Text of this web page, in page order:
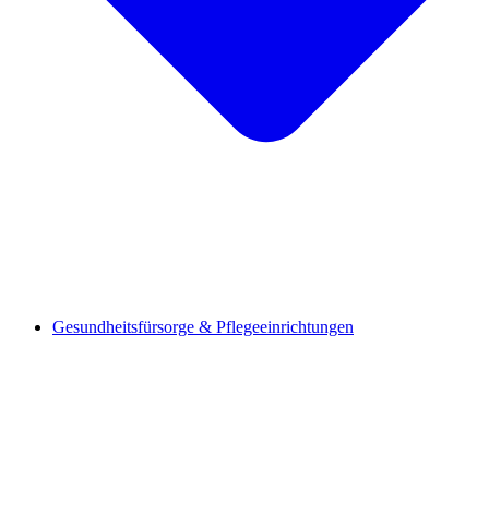
Gesundheitsfürsorge & Pflegeeinrichtungen